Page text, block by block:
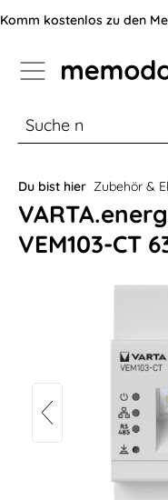
der B2B-
Komm kostenlos zu den
% Sale Module
Du bist hier Zubehör &
VEM103-CT